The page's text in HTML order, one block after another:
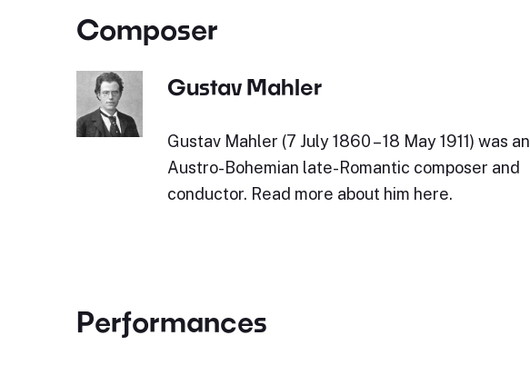
Composer
Gustav Mahler
Gustav Mahler (7 July 1860 – 18 May 1911) was an
Austro-Bohemian late-Romantic composer and
conductor. Read more about him here.
Performances